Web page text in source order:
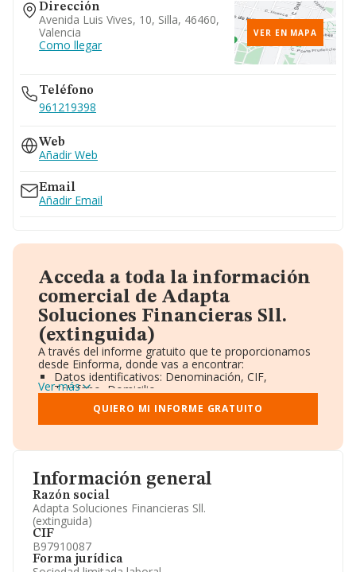
Información general
Razón social
Adapta Soluciones Financieras Sll.
(extinguida)
CIF
B97910087
Forma jurídica
Dirección
Avenida Luis Vives, 10, Silla, 46460,
Valencia
Como llegar
VER EN MAPA
Teléfono
961219398
Web
Añadir Web
Email
Añadir Email
Acceda a toda la información
comercial de Adapta
Soluciones Financieras Sll.
(extinguida)
A través del informe gratuito que te proporcionamos
desde Einforma, donde vas a encontrar:
Datos identificativos: Denominación, CIF,
Teléfono, Domicilio.
Informe Mercantil Completo (BORME).
Gráficos de Evolución Ventas y Empleados.
Consejo de Administración y Administradores.
Accionistas.
Artículos de prensa publicados sobre la empresa.
Información oficial y registral complementaria.
Ver más
QUIERO MI INFORME GRATUITO